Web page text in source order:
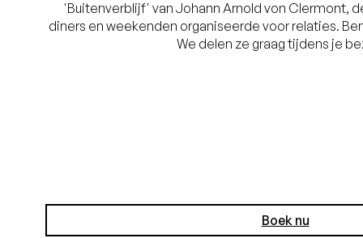
'Buitenverblijf' van Johann Arnold von Clermont,
diners en weekenden organiseerde voor relaties.
We delen ze graag tijdens je
Boek nu